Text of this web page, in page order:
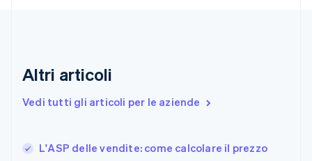
Altri articoli
Vedi tutti gli articoli per le aziende
L'ASP delle vendite: come calcolare il prezzo
Francia
Germania
日本語English